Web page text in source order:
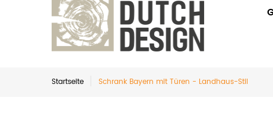
Startseite Schrank Bayern mit Türen - Landhaus-Stil